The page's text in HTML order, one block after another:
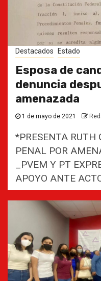
Destacados Estado
Esposa de
denuncia
amenazada
1 de mayo de 2021
*PRESENTA RUTH
PENAL POR
_PVEM Y PT
APOYO ANTE